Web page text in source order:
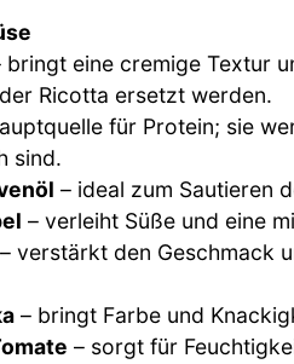
bringt eine cremige Textur
Ricotta ersetzt werden.
für Protein; sie
sind.
– ideal zum Sautieren
– verleiht Süße und eine
– verstärkt den Geschmack
– bringt Farbe und
– sorgt für